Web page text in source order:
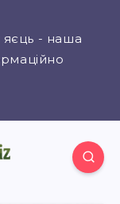
яєць - наша